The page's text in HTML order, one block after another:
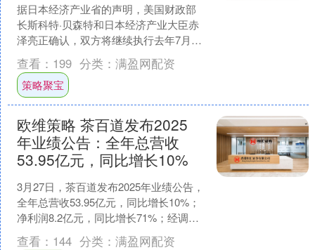
据日本经济产业省的声明，美国财政部
长斯科特·贝森特和日本经济产业大臣赤
泽亮正确认，双方将继续执行去年7月达
成的双边关税协议。 贝森特和赤泽亮正
周二上午在东京进行....
查看： 199 分类： 满盈网配资
策略聚宝
欧维策略 茶百道发布2025
年业绩公告：全年总营收
53.95亿元，同比增长10%
3月27日，茶百道发布2025年业绩公告，
全年总营收53.95亿元，同比增长10%；
净利润8.2亿元，同比增长71%；经调净
利润8.3亿元，同比增长29%，实现....
查看： 144 分类： 满盈网配资